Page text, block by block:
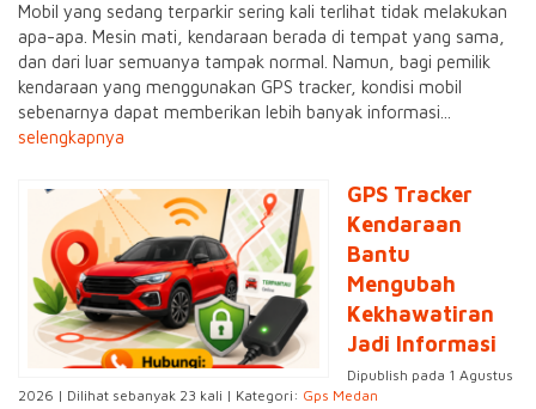
Mobil yang sedang terparkir sering kali terlihat tidak melakukan
apa-apa. Mesin mati, kendaraan berada di tempat yang sama,
dan dari luar semuanya tampak normal. Namun, bagi pemilik
kendaraan yang menggunakan GPS tracker, kondisi mobil
sebenarnya dapat memberikan lebih banyak informasi...
selengkapnya
GPS Tracker
Kendaraan
Bantu
Mengubah
Kekhawatiran
Jadi Informasi
Dipublish pada 1 Agustus
2026 | Dilihat sebanyak 23 kali | Kategori: Gps Medan